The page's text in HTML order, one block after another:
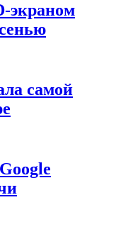
экраном
самой